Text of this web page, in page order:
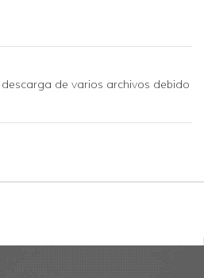
de varios archivos debido